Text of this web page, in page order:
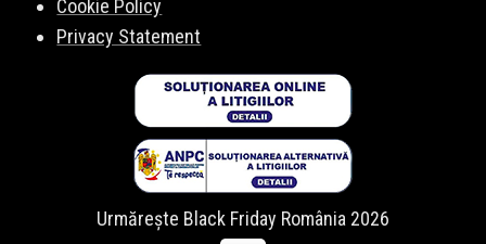
Cookie Policy
Privacy Statement
Urmărește Black Friday România 2026